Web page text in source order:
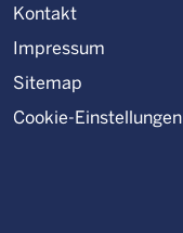
Kontakt
Impressum
Sitemap
Cookie-Einstellungen